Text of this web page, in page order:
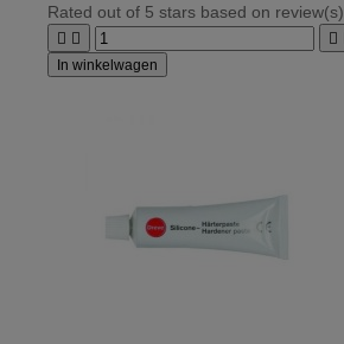
Rated out of 5 stars based on review(s)
  
In winkelwagen